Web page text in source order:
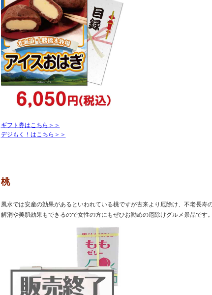
ギフト券はこちら＞＞
デジもく！はこちら＞＞
桃
風水では安産の効果があるといわれている桃ですが古来より厄除け、不老長
解消や美肌効果もできるので女性の方にもぜひお勧めの厄除けグルメ景品です。